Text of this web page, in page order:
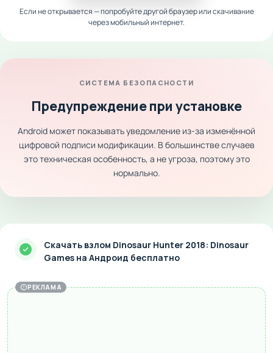
Если не открывается — попробуйте другой браузер или скачивание
через мобильный интернет.
СИСТЕМА БЕЗОПАСНОСТИ
Предупреждение при установке
Android может показывать уведомление из-за изменённой
цифровой подписи модификации. В большинстве случаев
это техническая особенность, а не угроза, поэтому это
нормально.
Скачать взлом Dinosaur Hunter 2018: Dinosaur
Games на Андроид бесплатно
РЕКЛАМА